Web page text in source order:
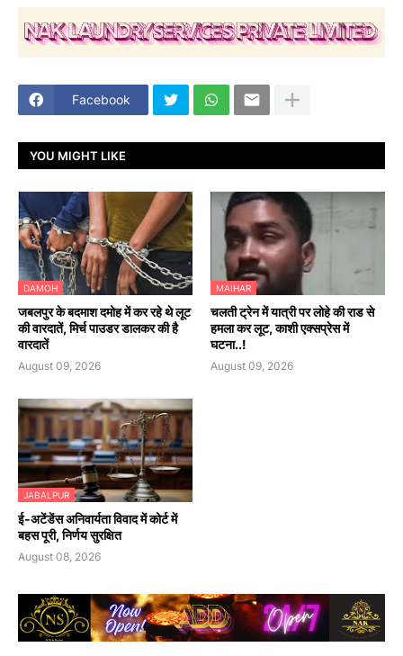
Facebook
YOU MIGHT LIKE
DAMOH
जबलपुर के बदमाश दमोह में कर रहे थे लूट
की वारदातें, मिर्च पाउडर डालकर की है
वारदातें
August 09, 2026
MAIHAR
चलती ट्रेन में यात्री पर लोहे की राड से
हमला कर लूट, काशी एक्सप्रेस में
घटना..!
August 09, 2026
JABALPUR
​ई-अटेंडेंस अनिवार्यता विवाद में कोर्ट में
बहस पूरी, निर्णय सुरक्षित
August 08, 2026